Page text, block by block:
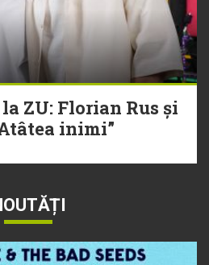
ZU: Florian Rus și
inimi”